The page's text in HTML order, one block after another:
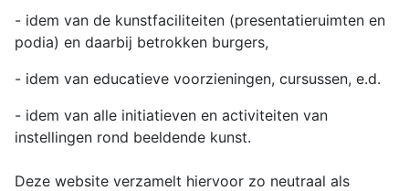
- idem van de kunstfaciliteiten (presentatieruimten en
podia) en daarbij betrokken burgers,
- idem van educatieve voorzieningen, cursussen, e.d.
- idem van alle initiatieven en activiteiten van
instellingen rond beeldende kunst.
Deze website verzamelt hiervoor zo neutraal als